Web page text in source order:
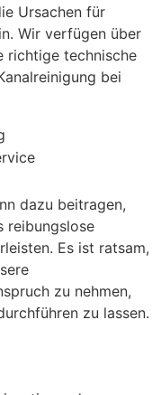
Ursachen für
Wir verfügen über
richtige technische
bei
dazu beitragen,
reibungslose
Es ist ratsam,
zu nehmen,
zu lassen.